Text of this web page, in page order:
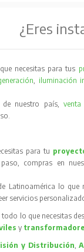
¿Eres
necesitas para tus
, iluminación
nuestro país, venta
para tu
compras en
Latinoamérica lo que
servicios
lo que necesitas
y
y Distribución,